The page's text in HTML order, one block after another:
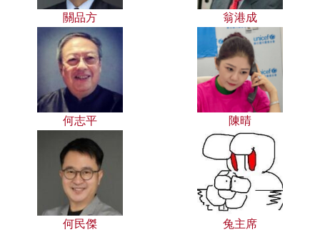
關品方 翁港成
何志平 陳晴
何民傑 兔主席